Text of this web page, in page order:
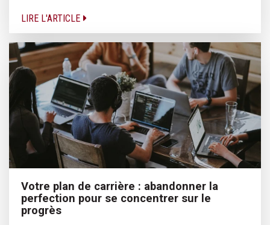
LIRE L'ARTICLE
Votre plan de carrière : abandonner la
perfection pour se concentrer sur le
progrès